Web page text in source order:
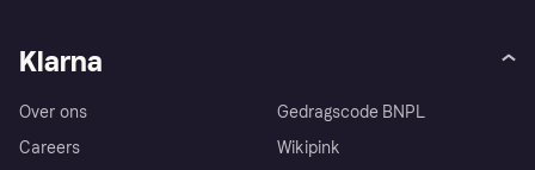
Klarna
Over ons
Careers
Gedragscode BNPL
Wikipink